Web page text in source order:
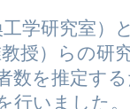
学研究室）
授）らの研
数を推定す
行いました。